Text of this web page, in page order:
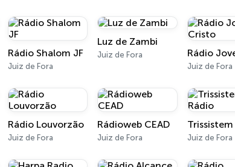
Rádio Shalom JF
Juiz de Fora
Luz de Zambi
Juiz de Fora
Juiz de Fora
Rádio Louvorzão
Juiz de Fora
Rádioweb CEAD
Juiz de Fora Juiz de Fora